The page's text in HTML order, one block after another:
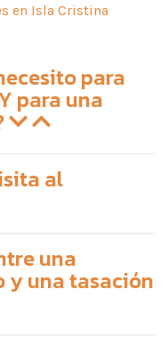
en Isla Cristina
para
para una
al
una
y una tasación